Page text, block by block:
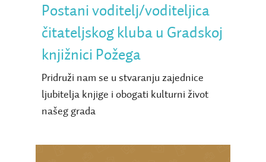
Postani voditelj/voditeljica
čitateljskog kluba u Gradskoj
knjižnici Požega
Pridruži nam se u stvaranju zajednice
ljubitelja knjige i obogati kulturni život
našeg grada